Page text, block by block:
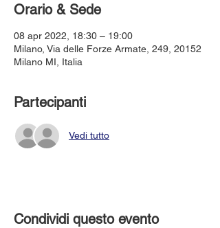
Orario & Sede
08 apr 2022, 18:30 – 19:00
Milano, Via delle Forze Armate, 249, 20152
Milano MI, Italia
Partecipanti
Vedi tutto
Condividi questo evento